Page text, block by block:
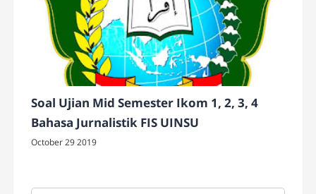
Soal Ujian Mid Semester Ikom 1, 2, 3, 4
Bahasa Jurnalistik FIS UINSU
October 29 2019